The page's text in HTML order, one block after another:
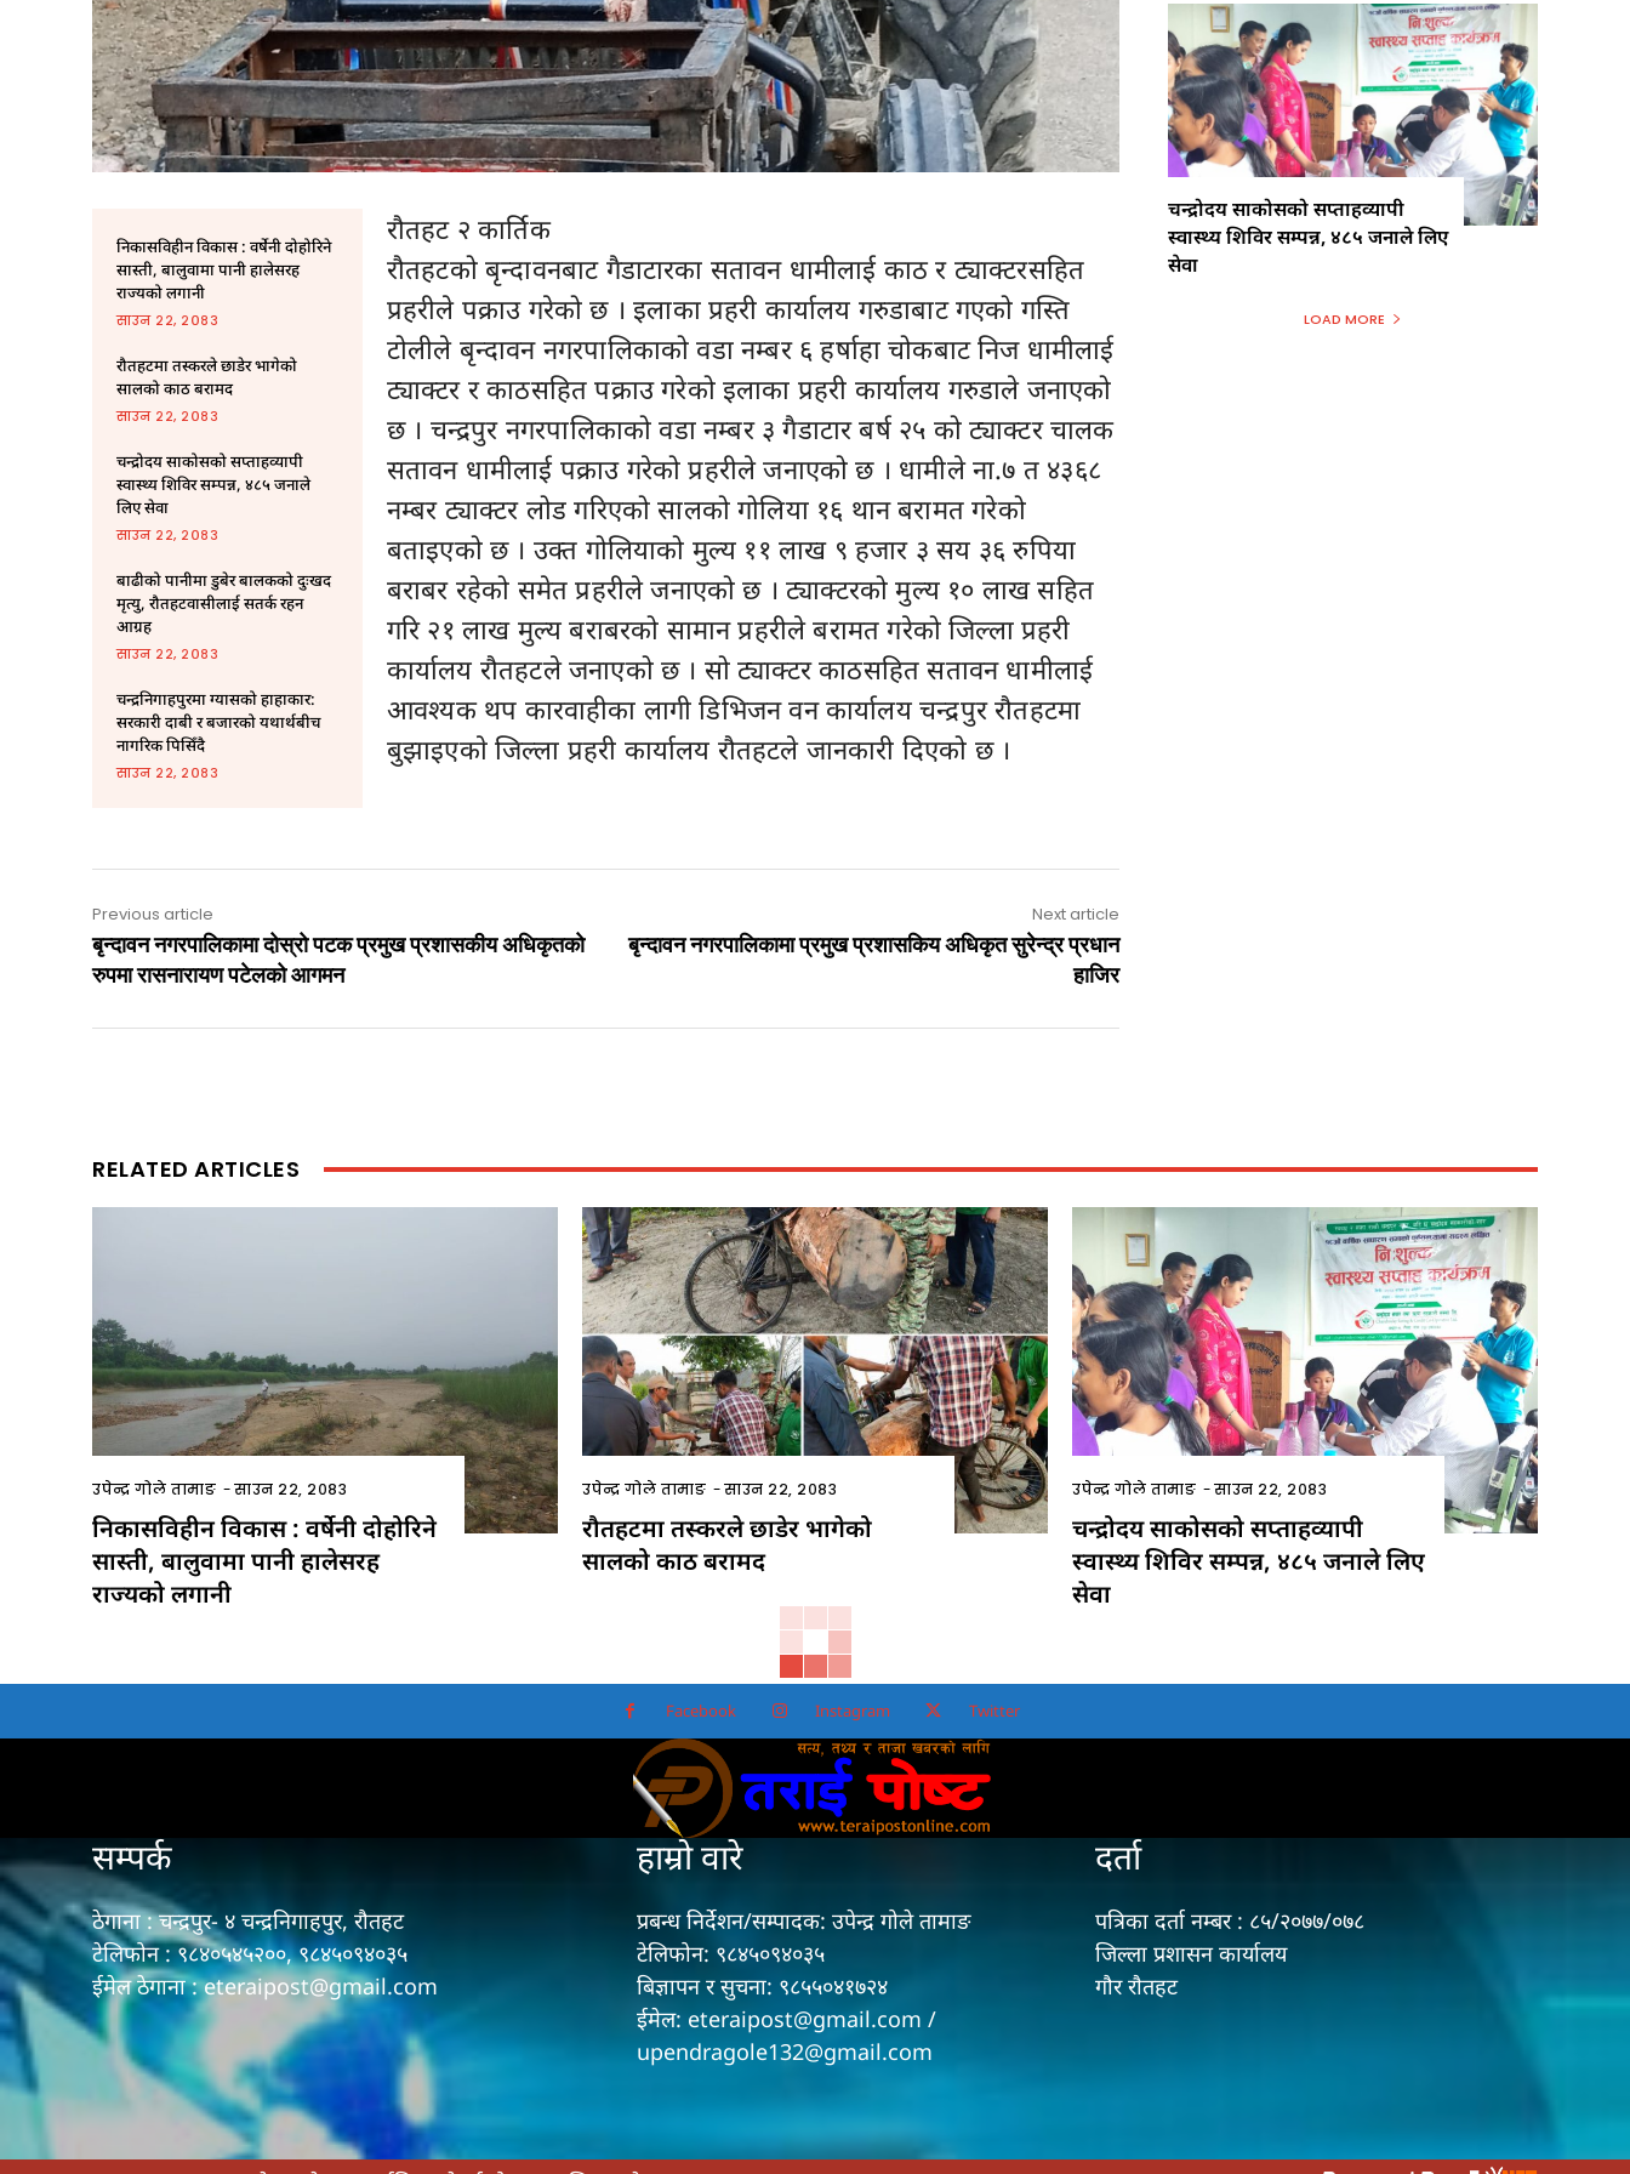
निकासविहीन विकास : वर्षेनी दोहोरिने
सास्ती, बालुवामा पानी हालेसरह
राज्यको लगानी
साउन २२, २०८३
रौतहटमा तस्करले छाडेर भागेको
सालको काठ बरामद
साउन २२, २०८३
चन्द्रोदय साकोसको सप्ताहव्यापी
स्वास्थ्य शिविर सम्पन्न, ४८५ जनाले
लिए सेवा
साउन २२, २०८३
बाढीको पानीमा डुबेर बालकको दुःखद
मृत्यु, रौतहटवासीलाई सतर्क रहन
आग्रह
साउन २२, २०८३
चन्द्रनिगाहपुरमा ग्यासको हाहाकार:
सरकारी दाबी र बजारको यथार्थबीच
नागरिक पिसिँदै
साउन २२, २०८३
रौतहट २ कार्तिक
रौतहटको बृन्दावनबाट गैडाटारका सतावन धामीलाई काठ र ट्याक्टरसहित
प्रहरीले पक्राउ गरेको छ । इलाका प्रहरी कार्यालय गरुडाबाट गएको गस्ति
टोलीले बृन्दावन नगरपालिकाको वडा नम्बर ६ हर्षाहा चोकबाट निज धामीलाई
ट्याक्टर र काठसहित पक्राउ गरेको इलाका प्रहरी कार्यालय गरुडाले जनाएको
छ । चन्द्रपुर नगरपालिकाको वडा नम्बर ३ गैडाटार बर्ष २५ को ट्याक्टर चालक
सतावन धामीलाई पक्राउ गरेको प्रहरीले जनाएको छ । धामीले ना.७ त ४३६८
नम्बर ट्याक्टर लोड गरिएको सालको गोलिया १६ थान बरामत गरेको
बताइएको छ । उक्त गोलियाको मुल्य ११ लाख ९ हजार ३ सय ३६ रुपिया
बराबर रहेको समेत प्रहरीले जनाएको छ । ट्याक्टरको मुल्य १० लाख सहित
गरि २१ लाख मुल्य बराबरको सामान प्रहरीले बरामत गरेको जिल्ला प्रहरी
कार्यालय रौतहटले जनाएको छ । सो ट्याक्टर काठसहित सतावन धामीलाई
आवश्यक थप कारवाहीका लागी डिभिजन वन कार्यालय चन्द्रपुर रौतहटमा
बुझाइएकाे जिल्ला प्रहरी कार्यालय रौतहटले जानकारी दिएको छ ।
Previous article
बृन्दावन नगरपालिकामा दोस्रो पटक प्रमुख प्रशासकीय अधिकृतको
रुपमा रासनारायण पटेलको आगमन
Next article
बृन्दावन नगरपालिकामा प्रमुख प्रशासकिय अधिकृत सुरेन्द्र प्रधान
हाजिर
चन्द्रोदय साकोसको सप्ताहव्यापी
स्वास्थ्य शिविर सम्पन्न, ४८५ जनाले लिए
सेवा
LOAD MORE
RELATED ARTICLES
उपेन्द्र गोले तामाङ -साउन २२, २०८३
निकासविहीन विकास : वर्षेनी दोहोरिने
सास्ती, बालुवामा पानी हालेसरह
राज्यको लगानी
उपेन्द्र गोले तामाङ -साउन २२, २०८३
रौतहटमा तस्करले छाडेर भागेको
सालको काठ बरामद
उपेन्द्र गोले तामाङ -साउन २२, २०८३
चन्द्रोदय साकोसको सप्ताहव्यापी
स्वास्थ्य शिविर सम्पन्न, ४८५ जनाले लिए
सेवा
Facebook Instagram Twitter
सम्पर्क
ठेगाना : चन्द्रपुर- ४ चन्द्रनिगाहपुर, रौतहट
टेलिफोन : ९८४०५४५२००, ९८४५०९४०३५
ईमेल ठेगाना : eteraipost@gmail.com
हाम्रो वारे
प्रबन्ध निर्देशन/सम्पादक: उपेन्द्र गोले तामाङ
टेलिफोन: ९८४५०९४०३५
बिज्ञापन र सुचना: ९८५५०४१७२४
ईमेल: eteraipost@gmail.com /
upendragole132@gmail.com
दर्ता
पत्रिका दर्ता नम्बर : ८५/२०७७/०७८
जिल्ला प्रशासन कार्यालय
गौर राैतहट